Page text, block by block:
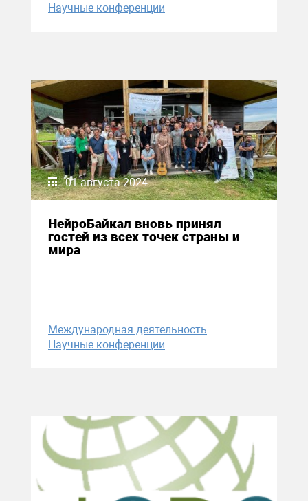
Научные конференции
01 августа 2024
НейроБайкал вновь принял
гостей из всех точек страны и
мира
Международная деятельность
Научные конференции